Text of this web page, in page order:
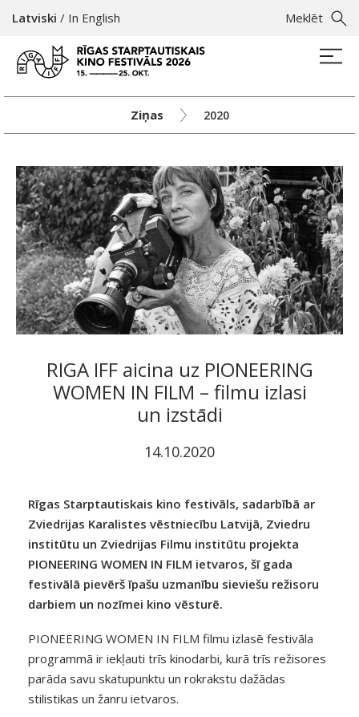
Meklēt
Latviski / In English
Ziņas 2020
RIGA IFF aicina uz PIONEERING
WOMEN IN FILM – filmu izlasi
un izstādi
14.10.2020
Rīgas Starptautiskais kino festivāls, sadarbībā ar
Zviedrijas Karalistes vēstniecību Latvijā, Zviedru
institūtu un Zviedrijas Filmu institūtu projekta
PIONEERING WOMEN IN FILM ietvaros, šī gada
festivālā pievērš īpašu uzmanību sieviešu režisoru
darbiem un nozīmei kino vēsturē.
PIONEERING WOMEN IN FILM filmu izlasē festivāla
programmā ir iekļauti trīs kinodarbi, kurā trīs režisores
parāda savu skatupunktu un rokrakstu dažādas
stilistikas un žanru ietvaros.